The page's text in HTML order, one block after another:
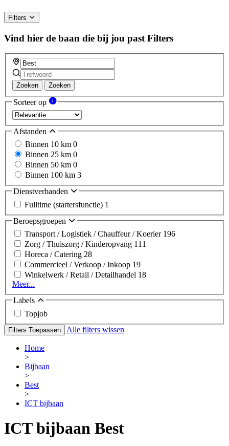
Filters
Vind hier de baan die bij jou past Filters
Zoeken Zoeken
Sorteer op
Afstanden
Binnen 10 km 0
Binnen 25 km 0
Binnen 50 km 0
Binnen 100 km 3
Dienstverbanden
Fulltime (startersfunctie) 1
Beroepsgroepen
Transport / Logistiek / Chauffeur / Koerier 196
Zorg / Thuiszorg / Kinderopvang 111
Horeca / Catering 28
Commercieel / Verkoop / Inkoop 19
Winkelwerk / Retail / Detailhandel 18
Meer...
Labels
Topjob
Filters Toepassen Alle filters wissen
Home
>
Bijbaan
>
Best
>
ICT bijbaan
ICT bijbaan Best